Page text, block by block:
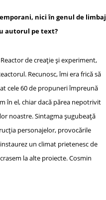
nici în genul de limbaj
autorul pe text?
de creație și experiment,
Recunosc, îmi era frică să
cele 60 de propuneri împreună
în el, chiar dacă părea nepotrivit
noastre. Sintagma șugubeață
personajelor, provocările
un climat prietenesc de
la alte proiecte. Cosmin